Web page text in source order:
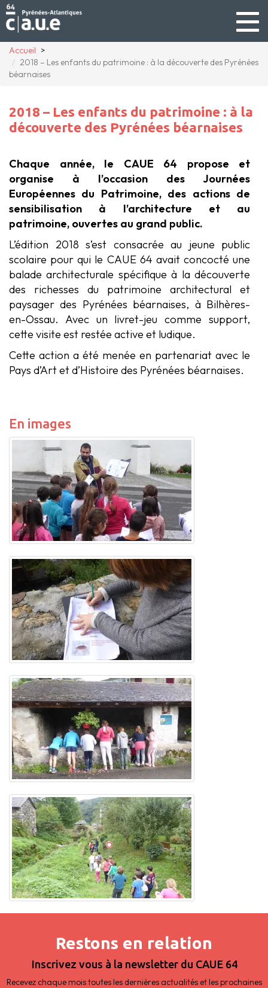
Accueil
2018 – Les enfants du patrimoine : à la découverte des Pyrénées
béarnaises
2018 – Les enfants du patrimoine : à la
découverte des Pyrénées béarnaises
Chaque année, le CAUE 64 propose et
organise à l’occasion des Journées
Européennes du Patrimoine, des actions de
sensibilisation à l’architecture et au
patrimoine, ouvertes au grand public.
L’édition 2018 s’est consacrée au jeune public
scolaire pour qui le CAUE 64 avait concocté une
balade architecturale spécifique à la découverte
des richesses du patrimoine architectural et
paysager des Pyrénées béarnaises, à Bilhères-
en-Ossau. Avec un livret-jeu comme support,
cette visite est restée active et ludique.
Cette action a été menée en partenariat avec le
Pays d’Art et d’Histoire des Pyrénées béarnaises.
En images
Restons en relation
Inscrivez vous à la newsletter du CAUE 64
Recevez chaque mois toutes les dernières actualités et les prochaines